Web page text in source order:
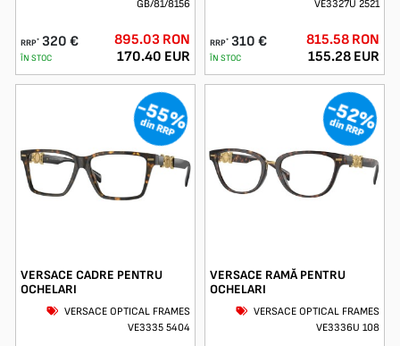
GB/81/8156
RRP* 320 €
ÎN STOC
895.03 RON
170.40 EUR
VE3327U 2521
RRP* 310 €
ÎN STOC
815.58 RON
155.28 EUR
-55%
din RRP
VERSACE CADRE PENTRU
OCHELARI
VERSACE OPTICAL FRAMES
VE3335 5404
-52%
din RRP
VERSACE RAMĂ PENTRU
OCHELARI
VERSACE OPTICAL FRAMES
VE3336U 108